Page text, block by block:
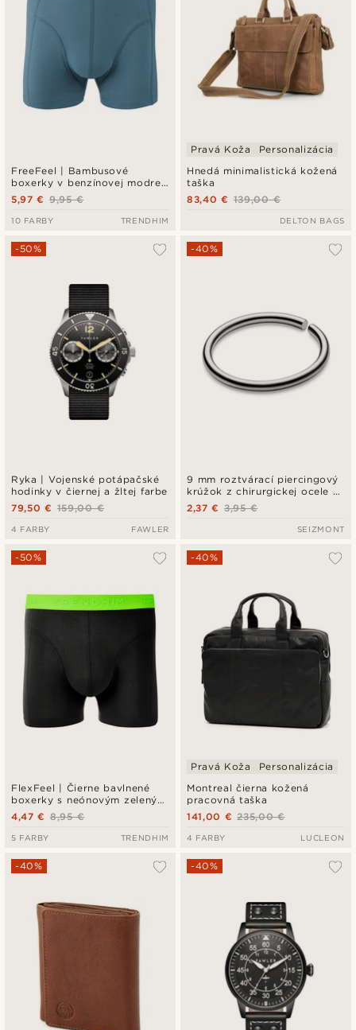
FreeFeel | Bambusové
boxerky v benzínovej modrej
farbe
9,95 €
5,97 €
10 FARBY TRENDHIM
Hnedá minimalistická kožená
taška
Pravá Koža Personalizácia
139,00 €
83,40 €
DELTON BAGS
Ryka | Vojenské potápačské
hodinky v čiernej a žltej farbe
-50%
159,00 €
79,50 €
4 FARBY FAWLER
9 mm roztvárací piercingový
krúžok z chirurgickej ocele v
striebornej farbe
-40%
3,95 €
2,37 €
SEIZMONT
FlexFeel | Čierne bavlnené
boxerky s neónovým zeleným
pásom
-50%
8,95 €
4,47 €
5 FARBY TRENDHIM
Montreal čierna kožená
pracovná taška
-40%
Pravá Koža Personalizácia
235,00 €
141,00 €
4 FARBY LUCLEON
-40% -40%